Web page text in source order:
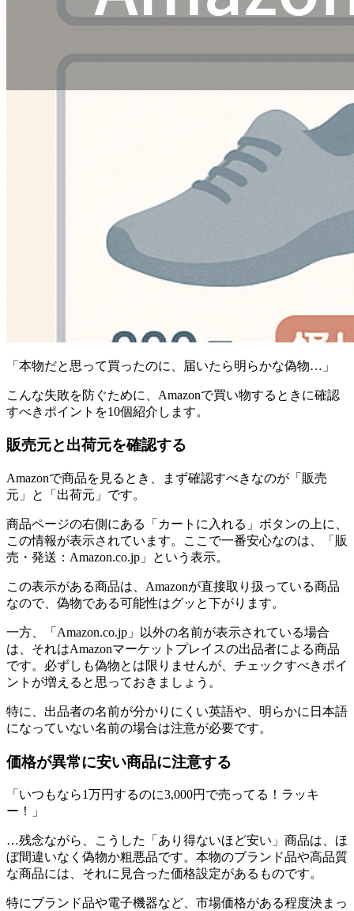
「本物だと思って買ったのに、届いたら明らかな偽物…」
こんな失敗を防ぐために、Amazonで買い物するときに確認
すべきポイントを10個紹介します。
販売元と出荷元を確認する
Amazonで商品を見るとき、まず確認すべきなのが「販売
元」と「出荷元」です。
商品ページの右側にある「カートに入れる」ボタンの上に、
この情報が表示されています。ここで一番安心なのは、「販
売・発送：Amazon.co.jp」という表示。
この表示がある商品は、Amazonが直接取り扱っている商品
なので、偽物である可能性はグッと下がります。
一方、「Amazon.co.jp」以外の名前が表示されている場合
は、それはAmazonマーケットプレイスの出品者による商品
です。必ずしも偽物とは限りませんが、チェックすべきポイ
ントが増えると思っておきましょう。
特に、出品者の名前が分かりにくい英語や、明らかに日本語
になっていない名前の場合は注意が必要です。
価格が異常に安い商品に注意する
「いつもなら1万円するのに3,000円で売ってる！ラッキ
ー！」
…残念ながら、こうした「あり得ないほど安い」商品は、ほ
ぼ間違いなく偽物か粗悪品です。本物のブランド品や高品質
な商品には、それに見合った価格設定があるものです。
特にブランド品や電子機器など、市場価格がある程度決まっ